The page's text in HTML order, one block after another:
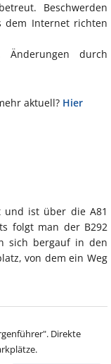
Beschwerden
dem Internet richten
Änderungen durch
aktuell? Hier
und ist über die A81
folgt man der B292
sich bergauf in den
von dem ein Weg
Direkte